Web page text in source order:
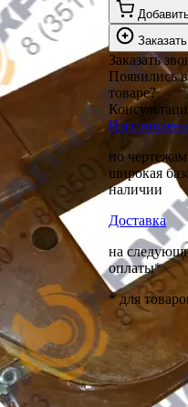
Заказать
Заказать
Появились
товаре?
по чертежам
широкая
наличии
Доставка
на
оплаты*
* для